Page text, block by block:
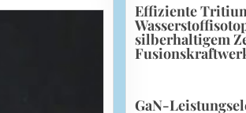
Effiziente
silberhaltigem
GaN-